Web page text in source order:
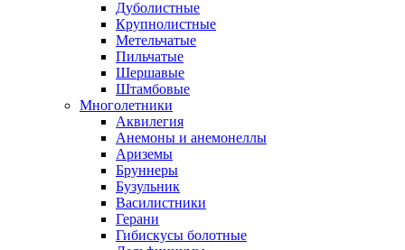
Дуболистные
Крупнолистные
Метельчатые
Пильчатые
Шершавые
Штамбовые
Многолетники
Аквилегия
Анемоны и анемонеллы
Ариземы
Бруннеры
Бузульник
Василистники
Герани
Гибискусы болотные